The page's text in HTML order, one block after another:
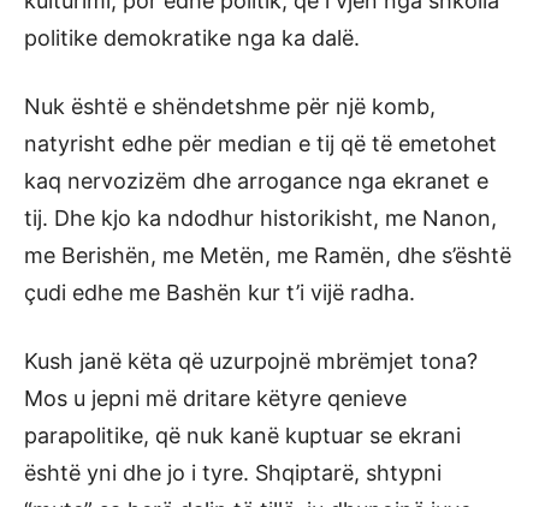
politike demokratike nga ka dalë.
Nuk është e shëndetshme për një komb,
natyrisht edhe për median e tij që të emetohet
kaq nervozizëm dhe arrogance nga ekranet e
tij. Dhe kjo ka ndodhur historikisht, me Nanon,
me Berishën, me Metën, me Ramën, dhe s’është
çudi edhe me Bashën kur t’i vijë radha.
Kush janë këta që uzurpojnë mbrëmjet tona?
Mos u jepni më dritare këtyre qenieve
parapolitike, që nuk kanë kuptuar se ekrani
është yni dhe jo i tyre. Shqiptarë, shtypni